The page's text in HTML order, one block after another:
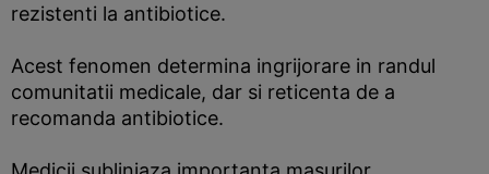
rezistenti la antibiotice.
Acest fenomen determina ingrijorare in randul
comunitatii medicale, dar si reticenta de a
recomanda antibiotice.